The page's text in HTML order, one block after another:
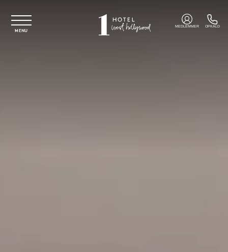
MENU
MEDLEMMER OPKALD